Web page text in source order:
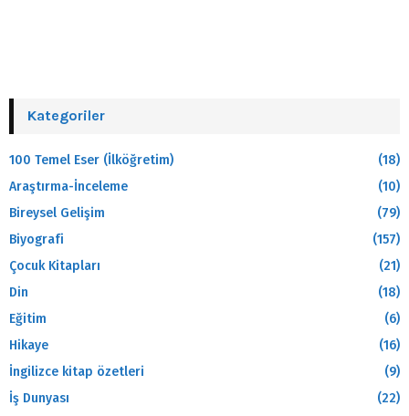
Kategoriler
100 Temel Eser (İlköğretim)
(18)
Araştırma-İnceleme
(10)
Bireysel Gelişim
(79)
Biyografi
(157)
Çocuk Kitapları
(21)
Din
(18)
Eğitim
(6)
Hikaye
(16)
İngilizce kitap özetleri
(9)
İş Dunyası
(22)